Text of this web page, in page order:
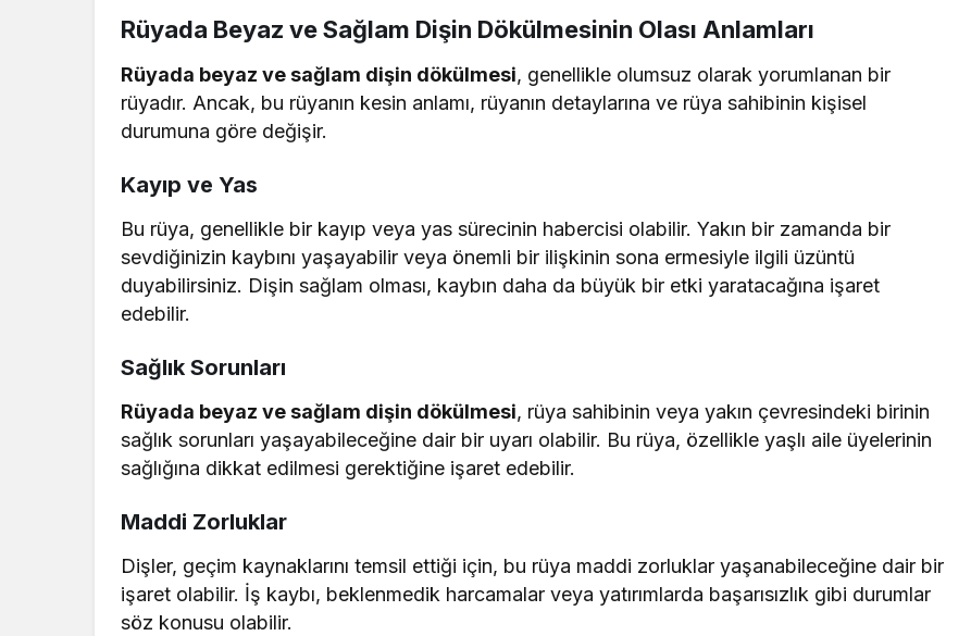
Rüyada Beyaz ve Sağlam Dişin Dökülmesinin Olası Anlamları
Rüyada beyaz ve sağlam dişin dökülmesi, genellikle olumsuz olarak yorumlanan bir
rüyadır. Ancak, bu rüyanın kesin anlamı, rüyanın detaylarına ve rüya sahibinin kişisel
durumuna göre değişir.
Kayıp ve Yas
Bu rüya, genellikle bir kayıp veya yas sürecinin habercisi olabilir. Yakın bir zamanda bir
sevdiğinizin kaybını yaşayabilir veya önemli bir ilişkinin sona ermesiyle ilgili üzüntü
duyabilirsiniz. Dişin sağlam olması, kaybın daha da büyük bir etki yaratacağına işaret
edebilir.
Sağlık Sorunları
Rüyada beyaz ve sağlam dişin dökülmesi, rüya sahibinin veya yakın çevresindeki birinin
sağlık sorunları yaşayabileceğine dair bir uyarı olabilir. Bu rüya, özellikle yaşlı aile üyelerinin
sağlığına dikkat edilmesi gerektiğine işaret edebilir.
Maddi Zorluklar
Dişler, geçim kaynaklarını temsil ettiği için, bu rüya maddi zorluklar yaşanabileceğine dair bir
işaret olabilir. İş kaybı, beklenmedik harcamalar veya yatırımlarda başarısızlık gibi durumlar
söz konusu olabilir.